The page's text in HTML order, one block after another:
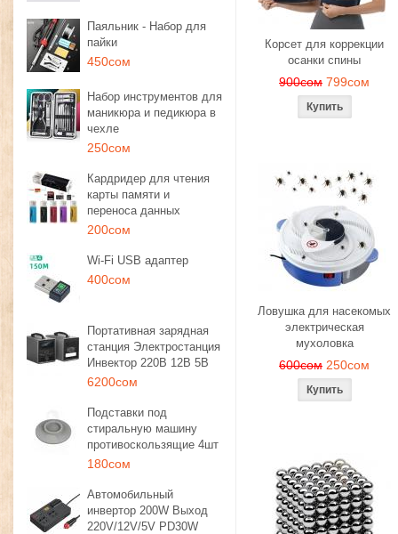
Паяльник - Набор для
пайки
450сом
Набор инструментов для
маникюра и педикюра в
чехле
250сом
Кардридер для чтения
карты памяти и
переноса данных
200сом
Wi-Fi USB адаптер
400сом
Портативная зарядная
станция Электростанция
Инвектор 220В 12В 5В
6200сом
Подставки под
стиральную машину
противоскользящие 4шт
180сом
Автомобильный
инвертор 200W Выход
220V/12V/5V PD30W
Корсет для коррекции
осанки спины
900сом 799сом
Ловушка для насекомых
электрическая
мухоловка
600сом 250сом